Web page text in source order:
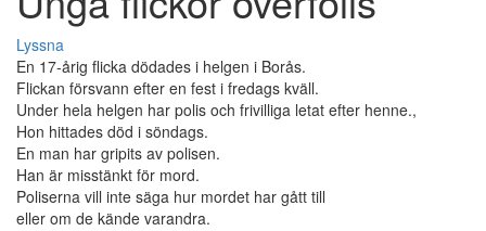
Lyssna
En 17-årig flicka dödades i helgen i Borås.
Flickan försvann efter en fest i fredags kväll.
Under hela helgen har polis och frivilliga letat efter henne.,
Hon hittades död i söndags.
En man har gripits av polisen.
Han är misstänkt för mord.
Poliserna vill inte säga hur mordet har gått till
eller om de kände varandra.